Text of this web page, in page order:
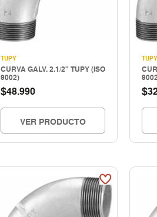
TUPY
CURVA GALV. 2.1/2" TUPY (ISO
9002)
$48.990
VER PRODUCTO
TUPY
$